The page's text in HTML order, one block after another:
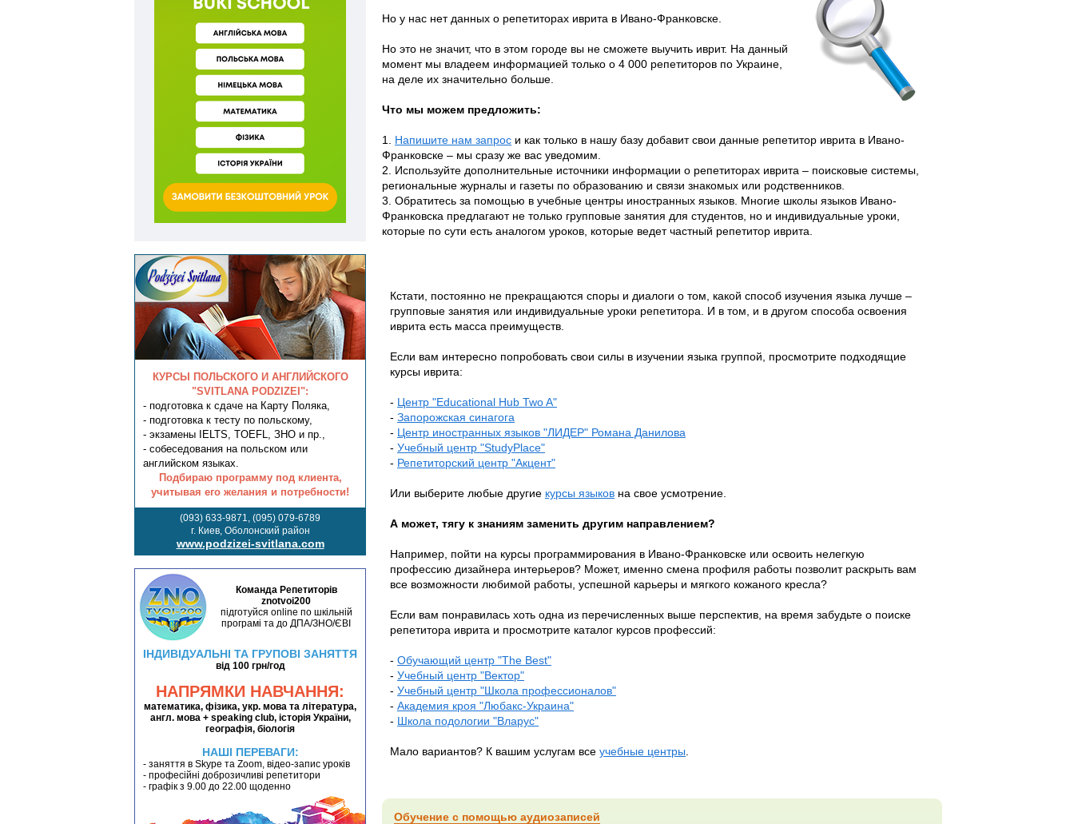
Но у нас нет данных о репетиторах иврита в Ивано-Франковске.
Но это не значит, что в этом городе вы не сможете выучить иврит. На данный
момент мы владеем информацией только о 4 000 репетиторов по Украине,
на деле их значительно больше.
Что мы можем предложить:
1. Напишите нам запрос и как только в нашу базу добавит свои данные репетитор иврита в Ивано-
Франковске – мы сразу же вас уведомим.
2. Используйте дополнительные источники информации о репетиторах иврита – поисковые системы,
региональные журналы и газеты по образованию и связи знакомых или родственников.
3. Обратитесь за помощью в учебные центры иностранных языков. Многие школы языков Ивано-
Франковска предлагают не только групповые занятия для студентов, но и индивидуальные уроки,
которые по сути есть аналогом уроков, которые ведет частный репетитор иврита.
Кстати, постоянно не прекращаются споры и диалоги о том, какой способ изучения языка лучше –
групповые занятия или индивидуальные уроки репетитора. И в том, и в другом способа освоения
иврита есть масса преимуществ.
Если вам интересно попробовать свои силы в изучении языка группой, просмотрите подходящие
курсы иврита:
- Центр "Educational Hub Two A"
- Запорожская синагога
- Центр иностранных языков "ЛИДЕР" Романа Данилова
- Учебный центр "StudyPlace"
- Репетиторский центр "Акцент"
Или выберите любые другие курсы языков на свое усмотрение.
А может, тягу к знаниям заменить другим направлением?
Например, пойти на курсы программирования в Ивано-Франковске или освоить нелегкую
профессию дизайнера интерьеров? Может, именно смена профиля работы позволит раскрыть вам
все возможности любимой работы, успешной карьеры и мягкого кожаного кресла?
Если вам понравилась хоть одна из перечисленных выше перспектив, на время забудьте о поиске
репетитора иврита и просмотрите каталог курсов профессий:
- Обучающий центр "The Best"
- Учебный центр "Вектор"
- Учебный центр "Школа профессионалов"
- Академия кроя "Любакс-Украина"
- Школа подологии "Вларус"
Мало вариантов? К вашим услугам все учебные центры
Обучение с помощью аудиозаписей
КУРСЫ ПОЛЬСКОГО И АНГЛИЙСКОГО
"SVITLANA PODZIZEI":
- подготовка к сдаче на Карту Поляка,
- подготовка к тесту по польскому,
- экзамены IELTS, TOEFL, ЗНО и пр.,
- собеседования на польском или
английском языках.
Подбираю программу под клиента,
учитывая его желания и потребности!
(093) 633-9871, (095) 079-6789
г. Киев, Оболонский район
www.podzizei-svitlana.com
Команда Репетиторів
znotvoi200
підготуйся online по шкільній
програмі та до ДПА/ЗНО/ЄВІ
ІНДИВІДУАЛЬНІ ТА ГРУПОВІ ЗАНЯТТЯ
від 100 грн/год
НАПРЯМКИ НАВЧАННЯ:
математика, фізика, укр. мова та література,
англ. мова + speaking club, історія України,
географія, біологія
НАШІ ПЕРЕВАГИ:
- заняття в Skype та Zoom, відео-запис уроків
- професійні доброзичливі репетитори
- графік з 9.00 до 22.00 щоденно